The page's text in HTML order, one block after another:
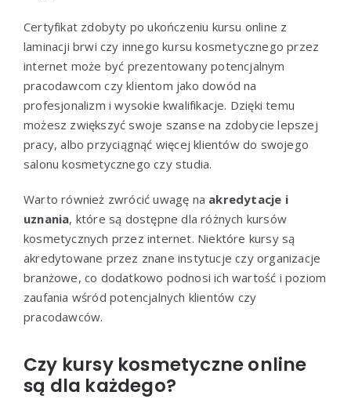
Certyfikat zdobyty po ukończeniu kursu online z
laminacji brwi czy innego kursu kosmetycznego przez
internet może być prezentowany potencjalnym
pracodawcom czy klientom jako dowód na
profesjonalizm i wysokie kwalifikacje. Dzięki temu
możesz zwiększyć swoje szanse na zdobycie lepszej
pracy, albo przyciągnąć więcej klientów do swojego
salonu kosmetycznego czy studia.
Warto również zwrócić uwagę na akredytacje i
uznania, które są dostępne dla różnych kursów
kosmetycznych przez internet. Niektóre kursy są
akredytowane przez znane instytucje czy organizacje
branżowe, co dodatkowo podnosi ich wartość i poziom
zaufania wśród potencjalnych klientów czy
pracodawców.
Czy kursy kosmetyczne online
są dla każdego?